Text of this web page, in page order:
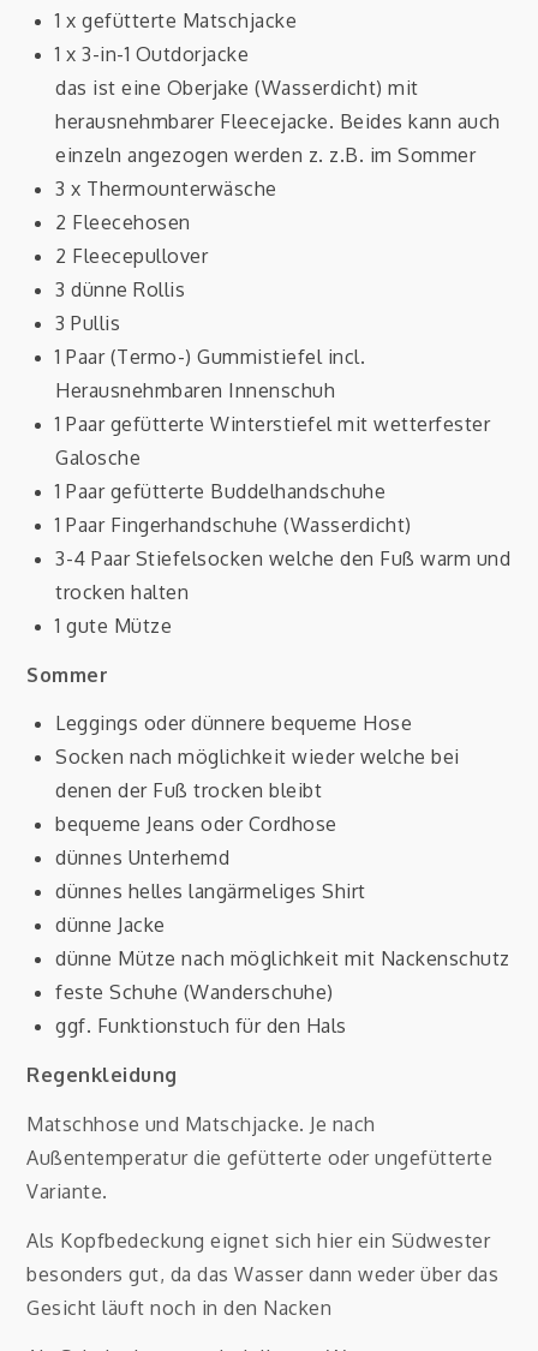
1 x gefütterte Matschjacke
1 x 3-in-1 Outdorjacke
das ist eine Oberjake (Wasserdicht) mit
herausnehmbarer Fleecejacke. Beides kann auch
einzeln angezogen werden z. z.B. im Sommer
3 x Thermounterwäsche
2 Fleecehosen
2 Fleecepullover
3 dünne Rollis
3 Pullis
1 Paar (Termo-) Gummistiefel incl.
Herausnehmbaren Innenschuh
1 Paar gefütterte Winterstiefel mit wetterfester
Galosche
1 Paar gefütterte Buddelhandschuhe
1 Paar Fingerhandschuhe (Wasserdicht)
3-4 Paar Stiefelsocken welche den Fuß warm und
trocken halten
1 gute Mütze
Sommer
Leggings oder dünnere bequeme Hose
Socken nach möglichkeit wieder welche bei
denen der Fuß trocken bleibt
bequeme Jeans oder Cordhose
dünnes Unterhemd
dünnes helles langärmeliges Shirt
dünne Jacke
dünne Mütze nach möglichkeit mit Nackenschutz
feste Schuhe (Wanderschuhe)
ggf. Funktionstuch für den Hals
Regenkleidung
Matschhose und Matschjacke. Je nach
Außentemperatur die gefütterte oder ungefütterte
Variante.
Als Kopfbedeckung eignet sich hier ein Südwester
besonders gut, da das Wasser dann weder über das
Gesicht läuft noch in den Nacken